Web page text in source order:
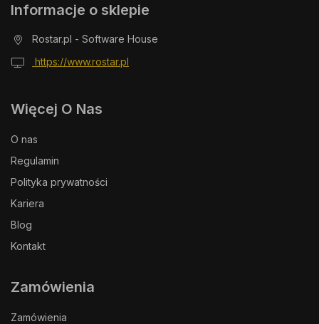
Informacje o sklepie
Rostar.pl - Software House
https://www.rostar.pl
Więcej O Nas
O nas
Regulamin
Polityka prywatności
Kariera
Blog
Kontakt
Zamówienia
Zamówienia